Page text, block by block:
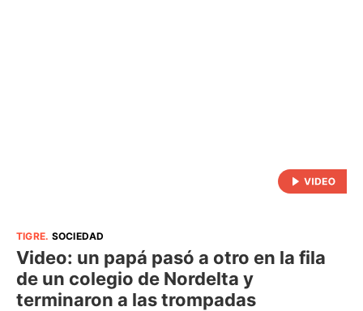
TIGRE. SOCIEDAD
Video: un papá pasó a otro en la fila
de un colegio de Nordelta y
terminaron a las trompadas